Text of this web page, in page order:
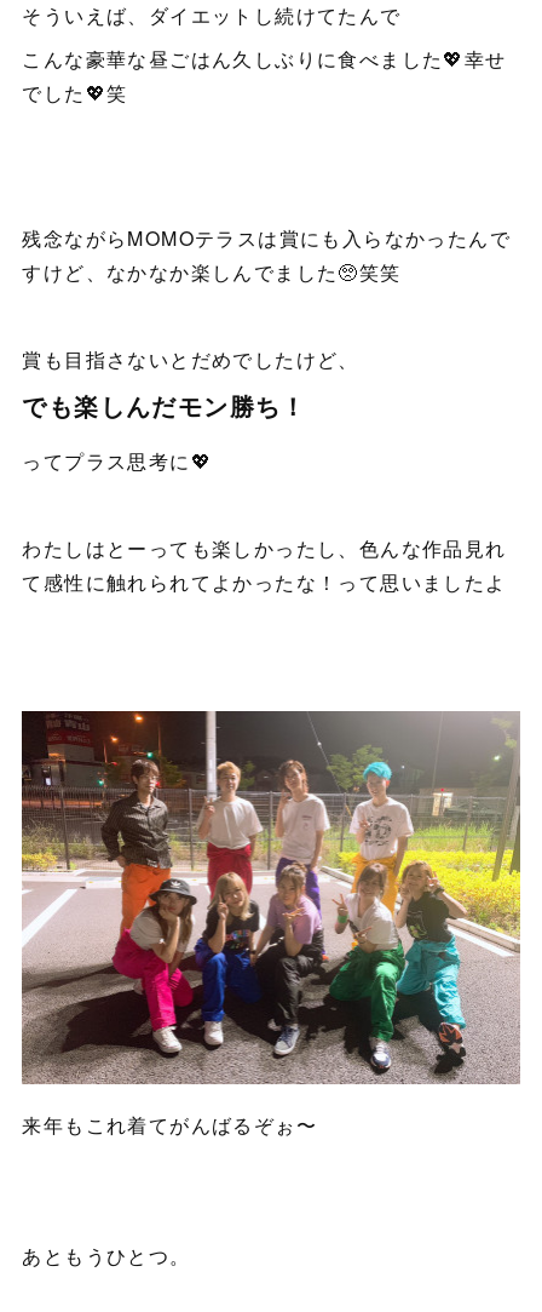
そういえば、ダイエットし続けてたんで
こんな豪華な昼ごはん久しぶりに食べました💖幸せ
でした💖笑
残念ながらMOMOテラスは賞にも入らなかったんで
すけど、なかなか楽しんでました🥺笑笑
賞も目指さないとだめでしたけど、
でも楽しんだモン勝ち！
ってプラス思考に💖
わたしはとーっても楽しかったし、色んな作品見れ
て感性に触れられてよかったな！って思いましたよ
来年もこれ着てがんばるぞぉ〜
あともうひとつ。